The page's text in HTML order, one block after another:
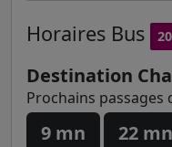
Horaires Bus
Destination
Prochains passages
9 mn 22 mn